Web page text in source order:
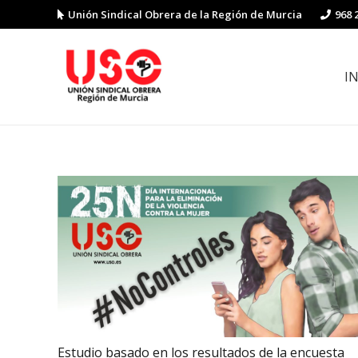
Unión Sindical Obrera de la Región de Murcia 968
Estudio basado en los resultados de la encuesta